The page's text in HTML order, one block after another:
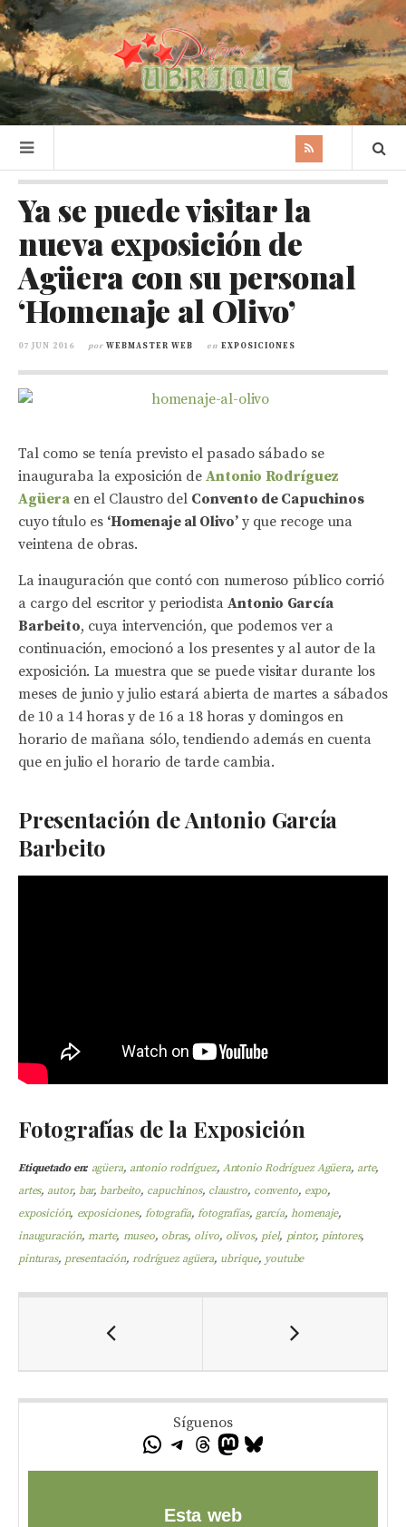
Ya se puede visitar la
nueva exposición de
Agüera con su personal
‘Homenaje al Olivo’
07 JUN 2016 por WEBMASTER WEB en EXPOSICIONES
Tal como se tenía previsto el pasado sábado se
inauguraba la exposición deAntonio Rodríguez
Agüera en el Claustro del Convento de Capuchinos
cuyo título es ‘Homenaje al Olivo’y que recoge una
veintena de obras.
La inauguración que contó con numeroso público corrió
a cargo del escritor y periodistaAntonio García
Barbeito, cuya intervención, que podemos ver a
continuación, emocionó a los presentes y al autor de la
exposición. La muestra que se puede visitar durante los
meses de junio y julio estará abierta de martes a sábados
de 10 a 14 horas y de 16 a 18 horas y domingos en
horario de mañana sólo, tendiendo además en cuenta
que en julio el horario de tarde cambia.
Presentación de Antonio García
Barbeito
Fotografías de la Exposición
Etiquetado en: agüera, antonio rodríguez, Antonio Rodríguez Agüera, arte,
artes, autor, bar,barbeito, capuchinos, claustro, convento, expo,
exposición, exposiciones, fotografía,fotografías, garcía,homenaje,
inauguración,marte, museo, obras, olivo, olivos, piel, pintor, pintores,
pinturas, presentación,rodríguez agüera, ubrique, youtube
Síguenos
Esta web